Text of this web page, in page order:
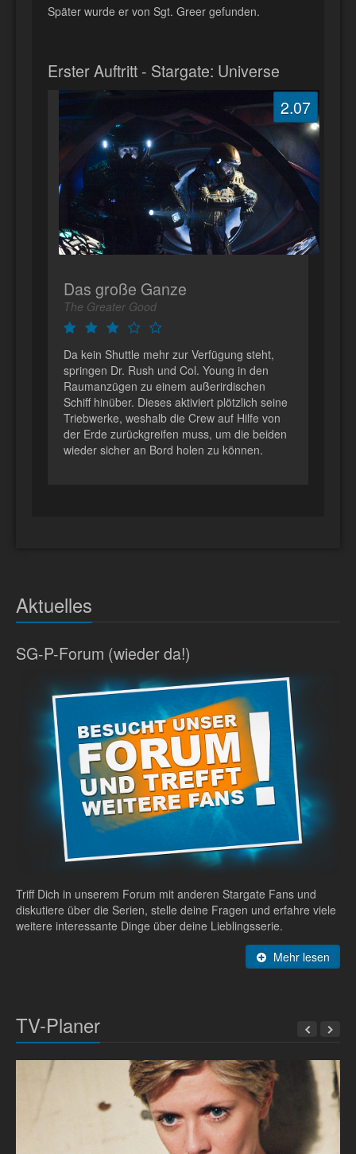
Später wurde er von Sgt. Greer gefunden.
Erster Auftritt - Stargate: Universe
2.07
Das große Ganze
The Greater Good
Da kein Shuttle mehr zur Verfügung steht,
springen Dr. Rush und Col. Young in den
Raumanzügen zu einem außerirdischen
Schiff hinüber. Dieses aktiviert plötzlich seine
Triebwerke, weshalb die Crew auf Hilfe von
der Erde zurückgreifen muss, um die beiden
wieder sicher an Bord holen zu können.
Aktuelles
SG-P-Forum (wieder da!)
Triff Dich in unserem Forum mit anderen Stargate Fans und
diskutiere über die Serien, stelle deine Fragen und erfahre viele
weitere interessante Dinge über deine Lieblingsserie.
Mehr lesen
TV-Planer